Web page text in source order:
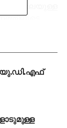
പോലെയുള്ള
യു.ഡി.എഫ്